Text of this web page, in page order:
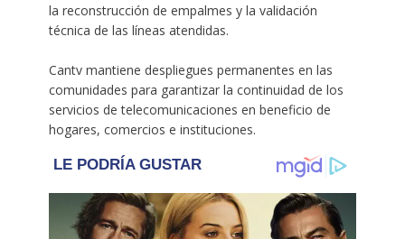
la reconstrucción de empalmes y la validación
técnica de las líneas atendidas.
Cantv mantiene despliegues permanentes en las
comunidades para garantizar la continuidad de los
servicios de telecomunicaciones en beneficio de
hogares, comercios e instituciones.